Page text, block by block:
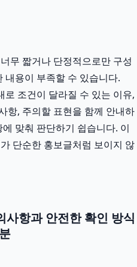
무 짧거나 단정적으로만 구성
내용이 부족할 수 있습니다.
조건이 달라질 수 있는 이유,
항, 주의할 표현을 함께 안내하
맞춰 판단하기 쉽습니다. 이
단순한 홍보글처럼 보이지 않
사항과 안전한 확인 방식